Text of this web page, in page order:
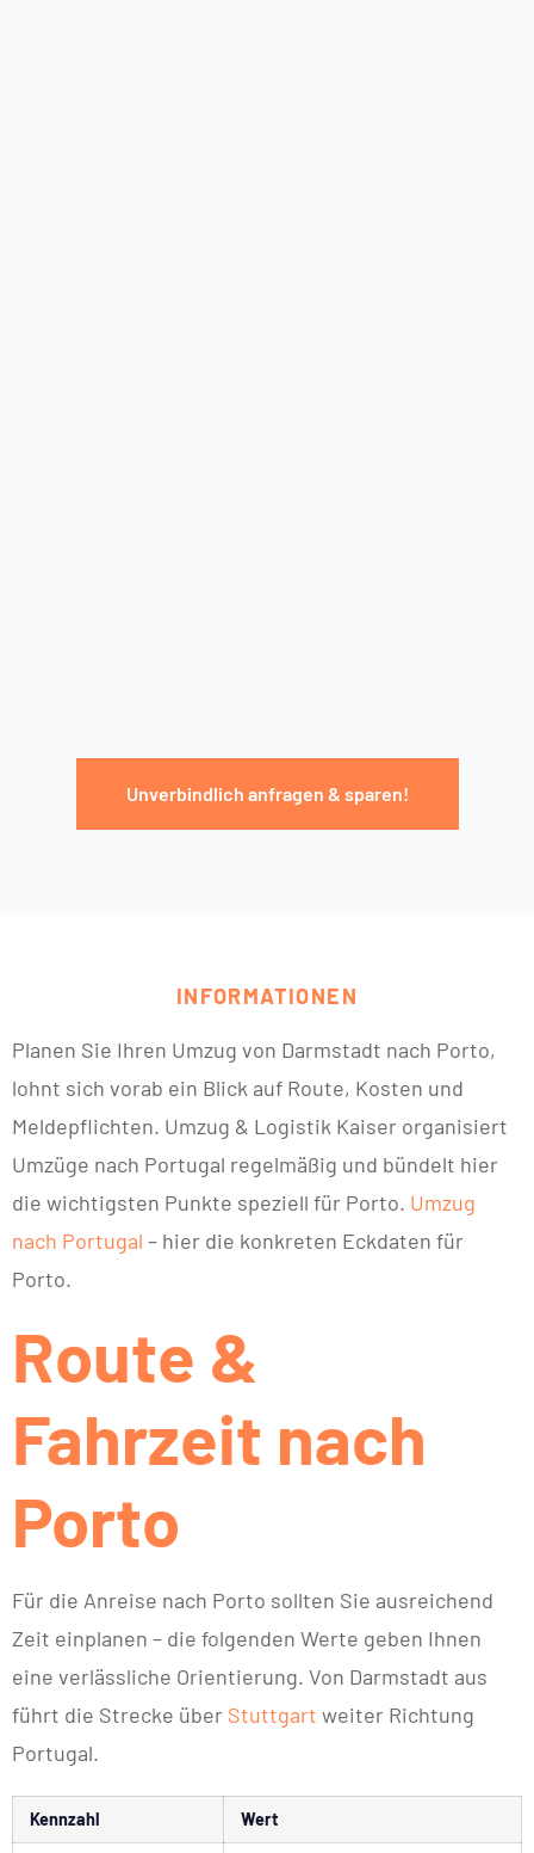
Unverbindlich anfragen & sparen!
INFORMATIONEN
Planen Sie Ihren Umzug von Darmstadt nach Porto,
lohnt sich vorab ein Blick auf Route, Kosten und
Meldepflichten. Umzug & Logistik Kaiser organisiert
Umzüge nach Portugal regelmäßig und bündelt hier
die wichtigsten Punkte speziell für Porto. Umzug
nach Portugal – hier die konkreten Eckdaten für
Porto.
Route &
Fahrzeit nach
Porto
Für die Anreise nach Porto sollten Sie ausreichend
Zeit einplanen – die folgenden Werte geben Ihnen
eine verlässliche Orientierung. Von Darmstadt aus
führt die Strecke über Stuttgart weiter Richtung
Portugal.
Kennzahl Wert